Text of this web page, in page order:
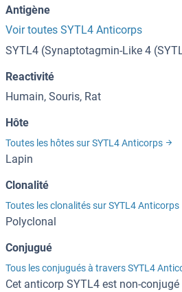
Antigène
Voir toutes SYTL4 Anticorps
SYTL4 (Synaptotagmin-Like 4
Reactivité
Humain, Souris, Rat
Hôte
Toutes les hôtes sur SYTL4 Anticorps
Lapin
Clonalité
Toutes les clonalités sur SYTL4 Anticorps
Polyclonal
Conjugué
Tous les conjugués à travers SYTL4
Cet anticorp SYTL4 est non-conjugé